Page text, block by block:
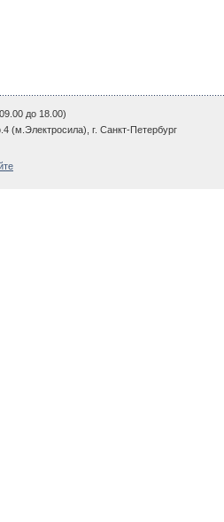
до 18.00)
(м.Электросила), г. Санкт-Петербург